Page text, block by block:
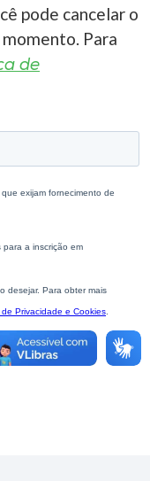
pode cancelar o
Para
de